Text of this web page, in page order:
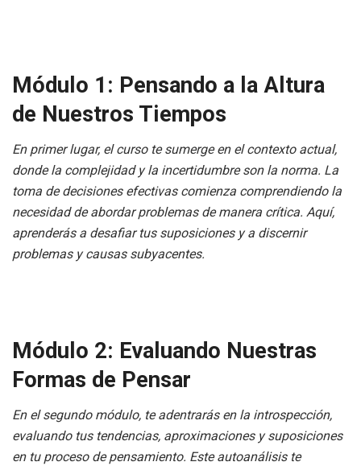
Módulo 1: Pensando a la Altura
de Nuestros Tiempos
En primer lugar, el curso te sumerge en el contexto actual,
donde la complejidad y la incertidumbre son la norma. La
toma de decisiones efectivas comienza comprendiendo la
necesidad de abordar problemas de manera crítica. Aquí,
aprenderás a desafiar tus suposiciones y a discernir
problemas y causas subyacentes.
Módulo 2: Evaluando Nuestras
Formas de Pensar
En el segundo módulo, te adentrarás en la introspección,
evaluando tus tendencias, aproximaciones y suposiciones
en tu proceso de pensamiento. Este autoanálisis te